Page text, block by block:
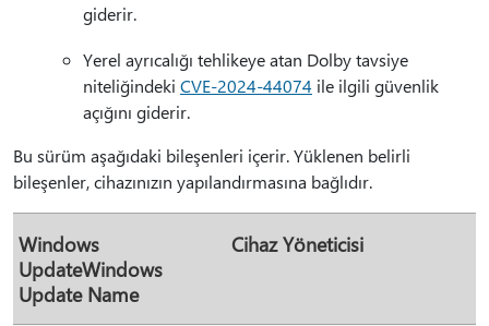
giderir.
Yerel ayrıcalığı tehlikeye atan Dolby tavsiye
niteliğindeki CVE-2024-44074 ile ilgili güvenlik
açığını giderir.
Bu sürüm aşağıdaki bileşenleri içerir. Yüklenen belirli
bileşenler, cihazınızın yapılandırmasına bağlıdır.
Windows
UpdateWindows
Update Name
Cihaz Yöneticisi